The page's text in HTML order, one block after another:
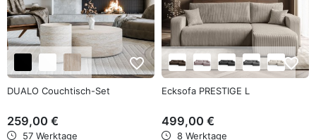
favorite_border
DUALO Couchtisch-Set
259,00 €
57 Werktage
favorite_border
Ecksofa PRESTIGE L
499,00 €
8 Werktage